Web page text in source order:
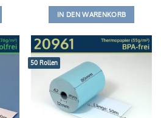
IN DEN WARENKORB
50 Rollen